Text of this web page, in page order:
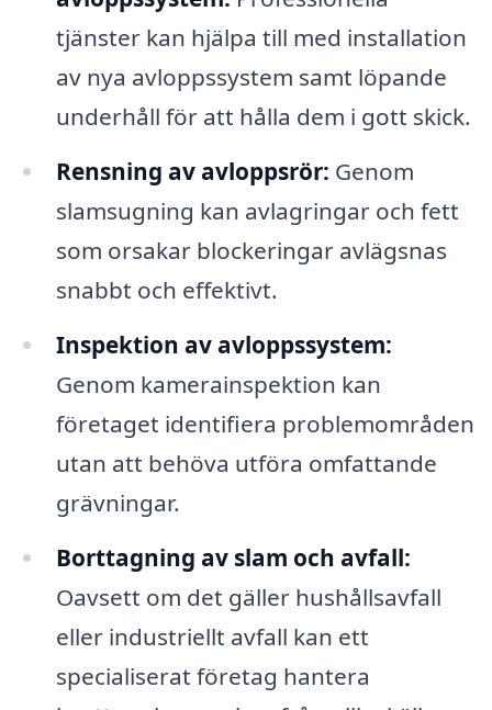
tjänster kan hjälpa till med installation
av nya avloppssystem samt löpande
underhåll för att hålla dem i gott skick.
Rensning av avloppsrör: Genom
slamsugning kan avlagringar och fett
som orsakar blockeringar avlägsnas
snabbt och effektivt.
Inspektion av avloppssystem:
Genom kamerainspektion kan
företaget identifiera problemområden
utan att behöva utföra omfattande
grävningar.
Borttagning av slam och avfall:
Oavsett om det gäller hushållsavfall
eller industriellt avfall kan ett
specialiserat företag hantera